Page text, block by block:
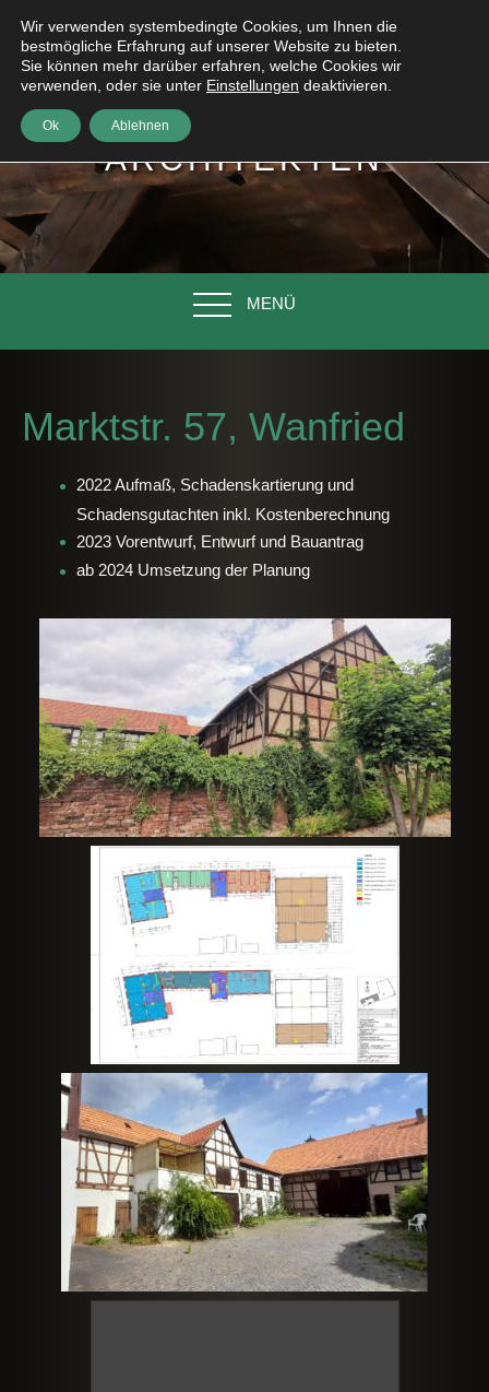
HÖNIG
ARCHITEKTEN
MENÜ
Marktstr. 57, Wanfried
2022 Aufmaß, Schadenskartierung und
Schadensgutachten inkl. Kostenberechnung
2023 Vorentwurf, Entwurf und Bauantrag
ab 2024 Umsetzung der Planung
Wir verwenden systembedingte Cookies, um Ihnen die
bestmögliche Erfahrung auf unserer Website zu bieten.
Sie können mehr darüber erfahren, welche Cookies wir
verwenden, oder sie unter Einstellungen deaktivieren.
Ok Ablehnen